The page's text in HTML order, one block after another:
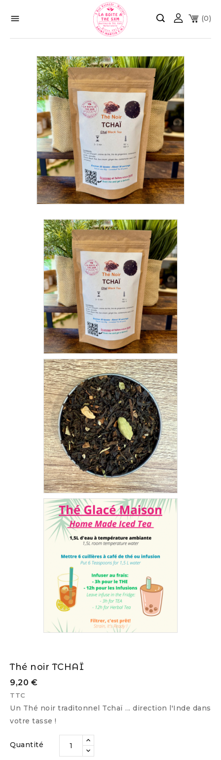
 (0)
Thé noir TCHAÏ
9,20 €
TTC
Un Thé noir traditonnel Tchaï ... direction l'Inde dans
votre tasse !
Quantité